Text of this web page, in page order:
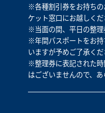
※各種割引券をお持ちの
ケット窓口にお越しくだ
※当面の間、平日の整理
※年間パスポートをお
いますが予めご了承くだ
※整理券に表記された時
はございませんので、あ